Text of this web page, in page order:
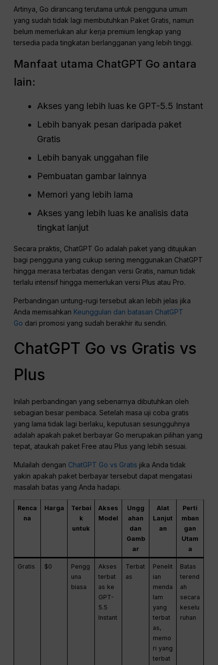
Artinya, Go dirancang terutama untuk pengguna umum
yang sudah tidak lagi membutuhkan Paket Gratis, namun
belum memerlukan alur kerja premium lengkap yang
tersedia pada tingkatan berlangganan yang lebih tinggi.
Manfaat utama ChatGPT Go antara
lain:
Akses yang lebih luas ke GPT-5.5 Instant
Lebih banyak pesan daripada paket
Gratis
Lebih banyak unggahan file
Pembuatan gambar lainnya
Memori yang lebih lama
Akses yang lebih luas ke analisis data
tingkat lanjut
Secara praktis, ChatGPT Go adalah paket yang ditujukan
bagi pengguna yang cukup sering menggunakan ChatGPT
hingga merasa terbatas dengan versi Gratis, namun tidak
terlalu intensif hingga memerlukan versi Plus atau Pro.
Perbandingan untung-rugi tersebut akan lebih jelas jika
Anda memisahkan Keunggulan dan batasan ChatGPT
Go dari promosi yang sudah berakhir itu sendiri.
ChatGPT Go vs Gratis vs
Plus
Inilah perbandingan yang sebenarnya dibutuhkan oleh
sebagian besar pembaca. Setelah masa uji coba gratis
yang lama tidak lagi berlaku, keputusan sesungguhnya
adalah apakah paket berbayar Go merupakan pilihan yang
tepat, ataukah paket Free atau Plus yang lebih sesuai.
Mulailah dengan ChatGPT Go vs Gratis jika Anda tidak
yakin apakah paket berbayar tersebut dapat mengatasi
masalah batas yang Anda hadapi.
Renca
na
Harga
Terbai
k
untuk
Akses
Model
Ungg
ahan
dan
Gamb
ar
Alat
Lanjut
an
Perti
mban
gan
Utam
a
Gratis $0
Pengg
una
biasa
Akses
terbat
as ke
GPT-
5.5
Instant
Terbat
as
Penelit
ian
menda
lam
yang
terbat
as,
memo
ri yang
terbat
Batas
terend
ah
secara
keselu
ruhan